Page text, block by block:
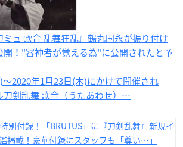
ュ 歌合 乱舞狂乱』鶴丸国永が振り付け
開！"審神者が覚える為"に公開されたと予
2020年1月23日(木)にかけて開催され
刀剣乱舞 歌合（うたあわせ）…